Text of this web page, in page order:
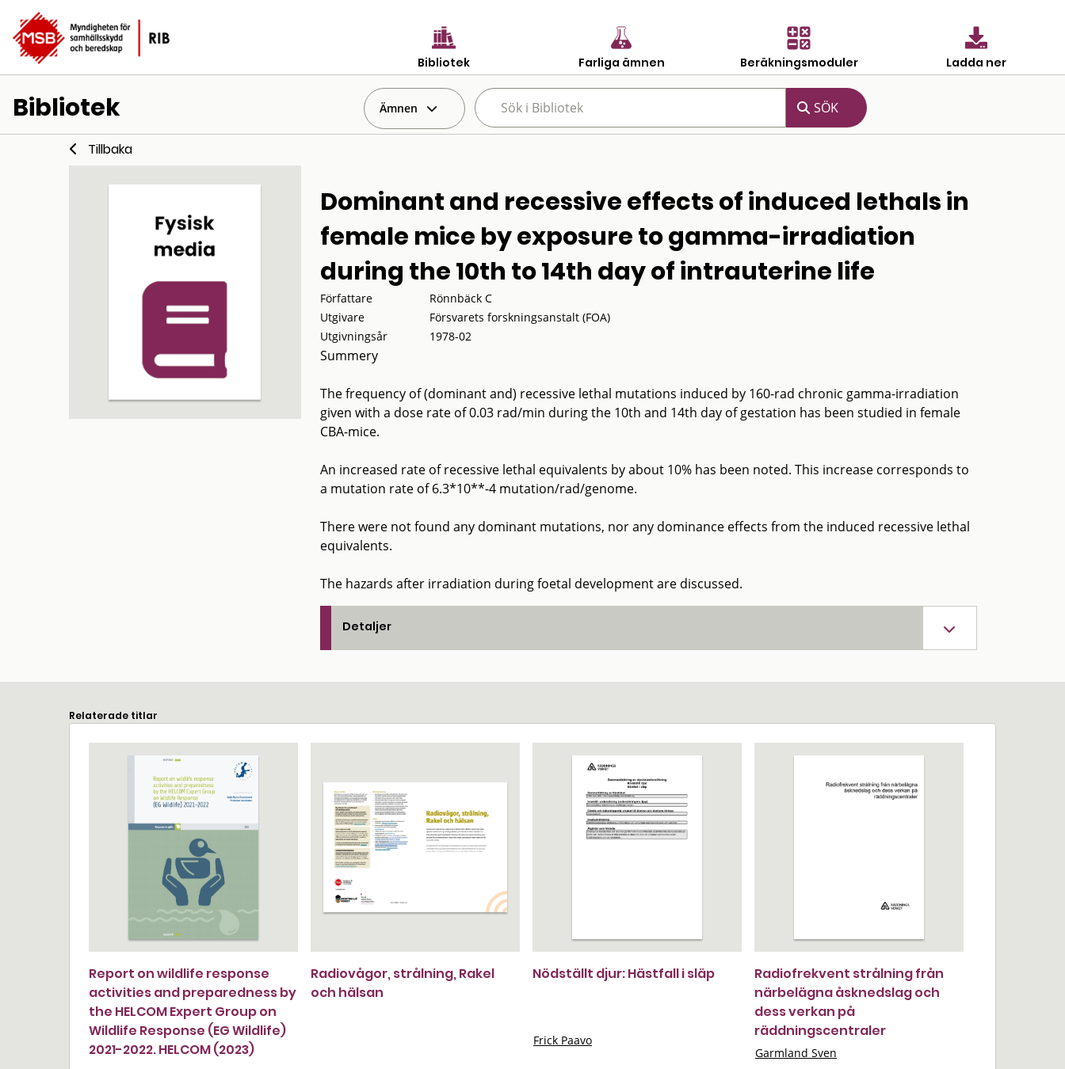
Bibliotek Farliga ämnen Beräkningsmoduler Ladda ner
Bibliotek Ämnen
Tillbaka
Dominant and recessive effects of induced lethals in
female mice by exposure to gamma-irradiation
during the 10th to 14th day of intrauterine life
Författare
Rönnbäck C
Utgivare
Försvarets forskningsanstalt (FOA)
Utgivningsår
1978-02
Summery
The frequency of (dominant and) recessive lethal mutations induced by 160-rad chronic gamma-irradiation
given with a dose rate of 0.03 rad/min during the 10th and 14th day of gestation has been studied in female
CBA-mice.
An increased rate of recessive lethal equivalents by about 10% has been noted. This increase corresponds to
a mutation rate of 6.3*10**-4 mutation/rad/genome.
There were not found any dominant mutations, nor any dominance effects from the induced recessive lethal
equivalents.
The hazards after irradiation during foetal development are discussed.
Detaljer
Relaterade titlar
Report on wildlife response
activities and preparedness by
the HELCOM Expert Group on
Wildlife Response (EG Wildlife)
2021-2022. HELCOM (2023)
Radiovågor, strålning, Rakel
och hälsan
Nödställt djur: Hästfall i släp
Frick Paavo
Radiofrekvent strålning från
närbelägna åsknedslag och
dess verkan på
räddningscentraler
Garmland Sven